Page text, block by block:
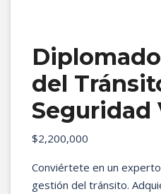
del
Seguridad
$2,200,000
Conviértete en un
gestión del tránsito.